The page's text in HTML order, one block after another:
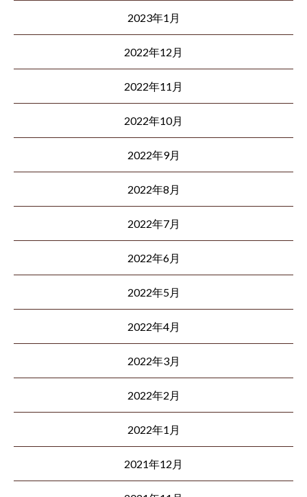
2023年1月
2022年12月
2022年11月
2022年10月
2022年9月
2022年8月
2022年7月
2022年6月
2022年5月
2022年4月
2022年3月
2022年2月
2022年1月
2021年12月